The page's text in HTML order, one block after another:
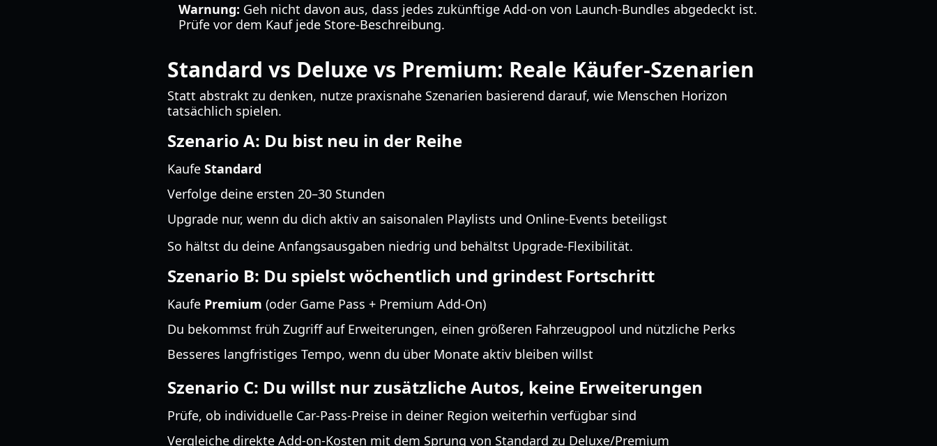
Warnung: Geh nicht davon aus, dass jedes zukünftige Add-on von Launch-Bundles abgedeckt ist.
Prüfe vor dem Kauf jede Store-Beschreibung.
Standard vs Deluxe vs Premium: Reale Käufer-Szenarien
Statt abstrakt zu denken, nutze praxisnahe Szenarien basierend darauf, wie Menschen Horizon
tatsächlich spielen.
Szenario A: Du bist neu in der Reihe
Kaufe Standard
Verfolge deine ersten 20–30 Stunden
Upgrade nur, wenn du dich aktiv an saisonalen Playlists und Online-Events beteiligst
So hältst du deine Anfangsausgaben niedrig und behältst Upgrade-Flexibilität.
Szenario B: Du spielst wöchentlich und grindest Fortschritt
Kaufe Premium (oder Game Pass + Premium Add-On)
Du bekommst früh Zugriff auf Erweiterungen, einen größeren Fahrzeugpool und nützliche Perks
Besseres langfristiges Tempo, wenn du über Monate aktiv bleiben willst
Szenario C: Du willst nur zusätzliche Autos, keine Erweiterungen
Prüfe, ob individuelle Car-Pass-Preise in deiner Region weiterhin verfügbar sind
Vergleiche direkte Add-on-Kosten mit dem Sprung von Standard zu Deluxe/Premium